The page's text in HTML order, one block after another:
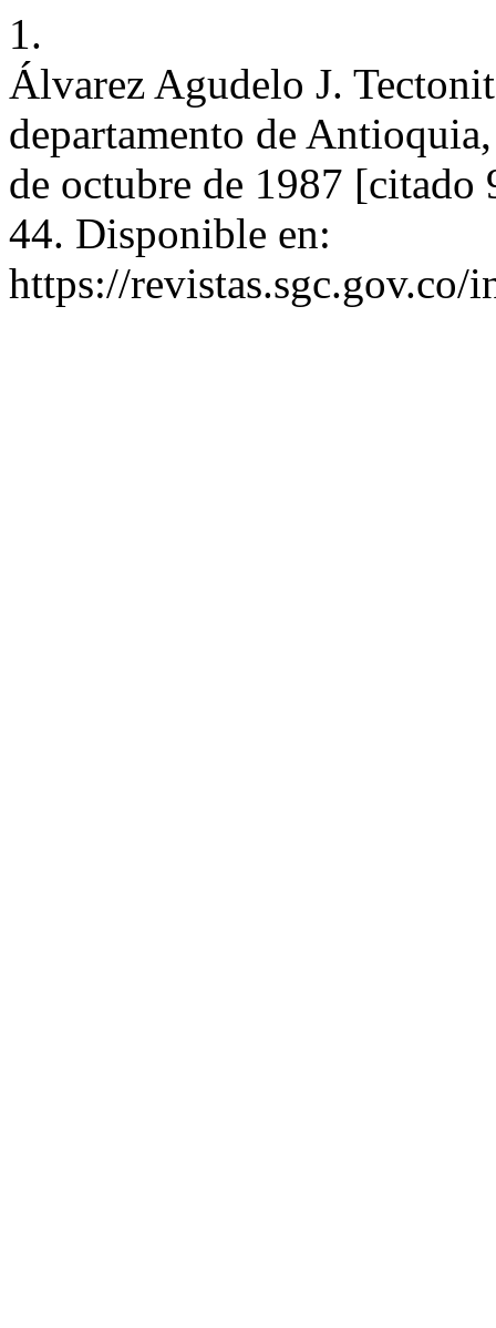
1.
Álvarez Agudelo J.
departamento de
de octubre de 1987
44. Disponible en:
https://